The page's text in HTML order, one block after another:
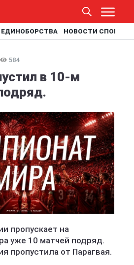
ЕДИНОБОРСТВА НОВОСТИ СПОРТА
584
в 10-м
пропускает на
уже 10 матчей подряд.
пропустила от Парагвая.